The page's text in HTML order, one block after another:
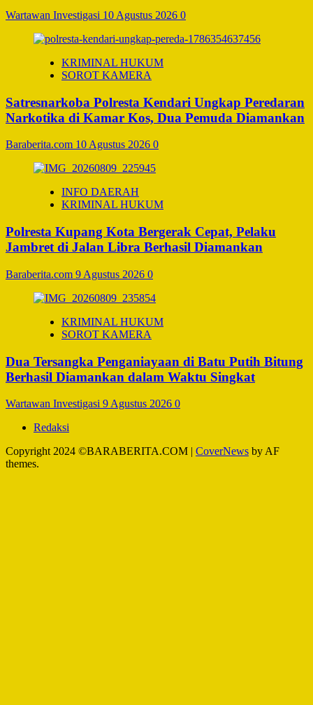
Wartawan Investigasi 10 Agustus 2026 0
KRIMINAL HUKUM
SOROT KAMERA
Satresnarkoba Polresta Kendari Ungkap Peredaran
Narkotika di Kamar Kos, Dua Pemuda Diamankan
Baraberita.com 10 Agustus 2026 0
INFO DAERAH
KRIMINAL HUKUM
Polresta Kupang Kota Bergerak Cepat, Pelaku
Jambret di Jalan Libra Berhasil Diamankan
Baraberita.com 9 Agustus 2026 0
KRIMINAL HUKUM
SOROT KAMERA
Dua Tersangka Penganiayaan di Batu Putih Bitung
Berhasil Diamankan dalam Waktu Singkat
Wartawan Investigasi 9 Agustus 2026 0
Redaksi
Copyright 2024 ©BARABERITA.COM | CoverNews by AF
themes.